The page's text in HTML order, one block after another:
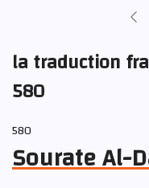
la traduction
580
580
Sourate Al-